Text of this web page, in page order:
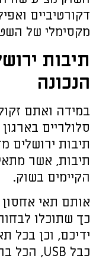
דקורטיביים
מקסימלי של
תיבות
הנכונה
במידה ואתם
סלולריים
תיבות ירושלים
תיבות, אשר
הקיימים בשוק.
כך שתוכלו
ידיכם, וכן בכל
כבל USB, הכל בהתאם לבחירתכם.